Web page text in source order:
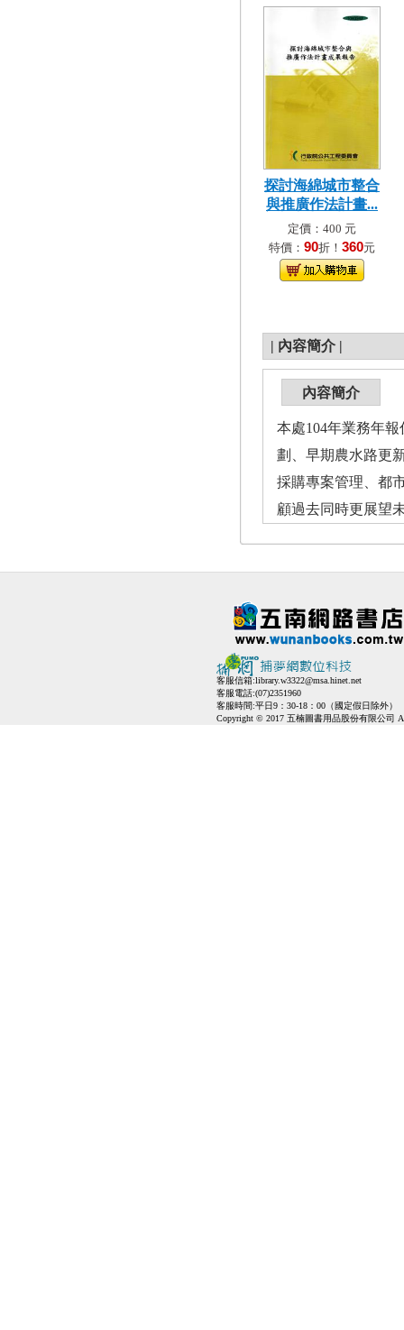
探討海綿城市整合
與推廣作法計畫...
定價：400 元
特價： 90折！ 360元
| 內容簡介 |
內容簡介
本處104年業務年
劃、早期農水路更
採購專案管理、都
顧過去同時更展望
客服信箱:library.w3322@msa.hinet.net
客服電話:(07)2351960
客服時間:平日9：30-18：00（國定假日除外）
Copyright © 2017 五楠圖書用品股份有限公司